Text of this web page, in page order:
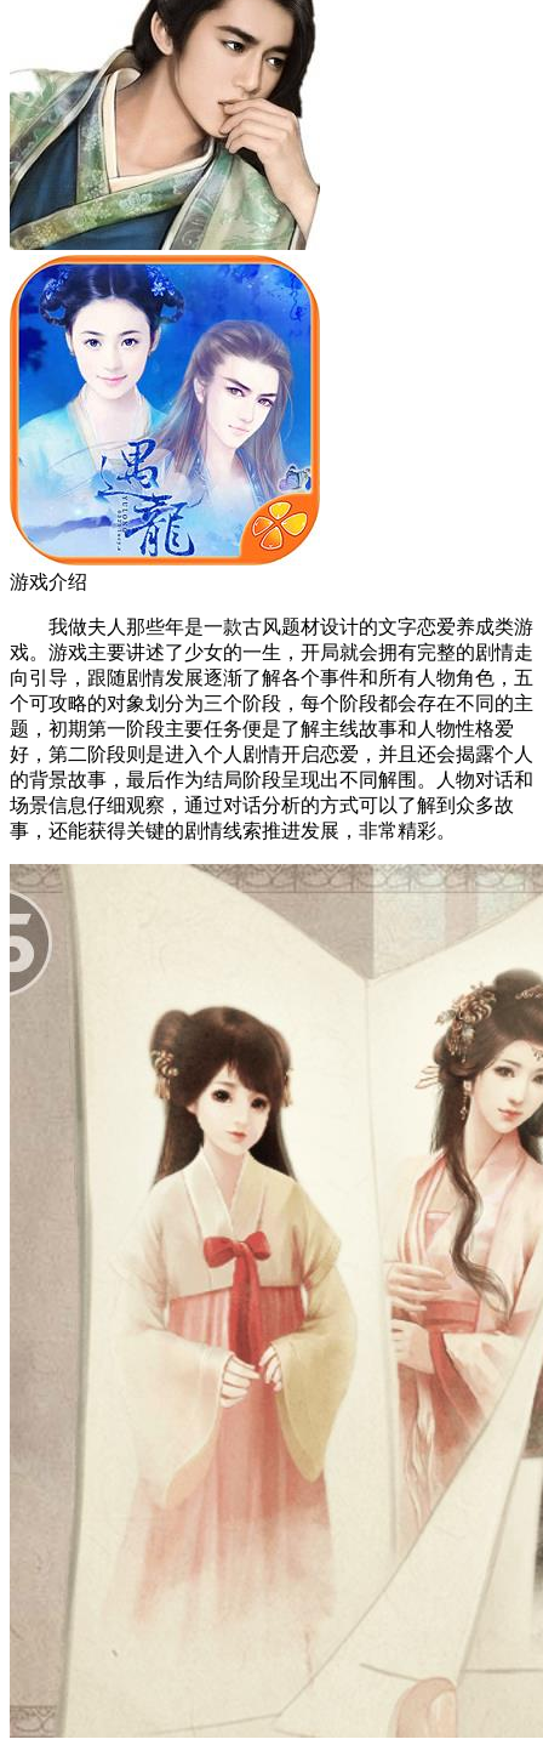
游戏介绍
我做夫人那些年是一款古风题材设计的文字恋爱养成类游
戏。游戏主要讲述了少女的一生，开局就会拥有完整的剧情走
向引导，跟随剧情发展逐渐了解各个事件和所有人物角色，五
个可攻略的对象划分为三个阶段，每个阶段都会存在不同的主
题，初期第一阶段主要任务便是了解主线故事和人物性格爱
好，第二阶段则是进入个人剧情开启恋爱，并且还会揭露个人
的背景故事，最后作为结局阶段呈现出不同解围。人物对话和
场景信息仔细观察，通过对话分析的方式可以了解到众多故
事，还能获得关键的剧情线索推进发展，非常精彩。